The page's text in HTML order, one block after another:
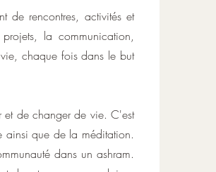
de rencontres, activités et
la communication,
chaque fois dans le but
et de changer de vie. C'est
ainsi que de la méditation.
dans un ashram.